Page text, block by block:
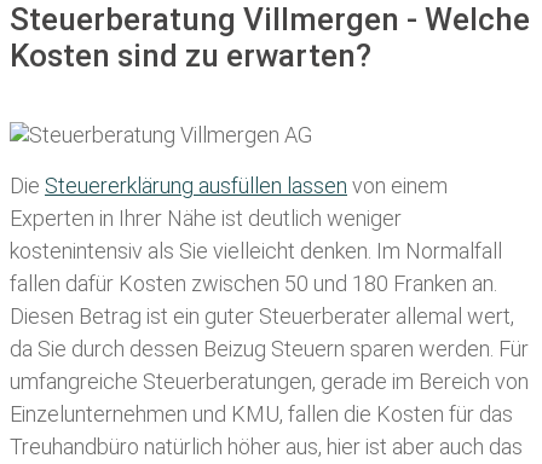
Steuerberatung Villmergen - Welche
Kosten sind zu erwarten?
Die Steuererklärung ausfüllen lassen von einem
Experten in Ihrer Nähe ist deutlich weniger
kostenintensiv als Sie vielleicht denken. Im Normalfall
fallen dafür Kosten zwischen 50 und 180 Franken an.
Diesen Betrag ist ein guter Steuerberater allemal wert,
da Sie durch dessen Beizug Steuern sparen werden. Für
umfangreiche Steuerberatungen, gerade im Bereich von
Einzelunternehmen und KMU, fallen die Kosten für das
Treuhandbüro natürlich höher aus, hier ist aber auch das